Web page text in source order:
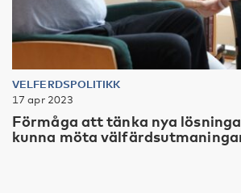
VELFERDSPOLITIKK
17 apr 2023
Förmåga att tänka nya
kunna möta